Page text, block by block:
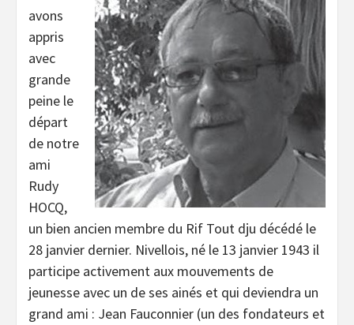
avons
appris
avec
grande
peine le
départ
de notre
ami
Rudy
HOCQ,
un bien ancien membre du Rif Tout dju décédé le
28 janvier dernier. Nivellois, né le 13 janvier 1943 il
participe activement aux mouvements de
jeunesse avec un de ses ainés et qui deviendra un
grand ami : Jean Fauconnier (un des fondateurs et